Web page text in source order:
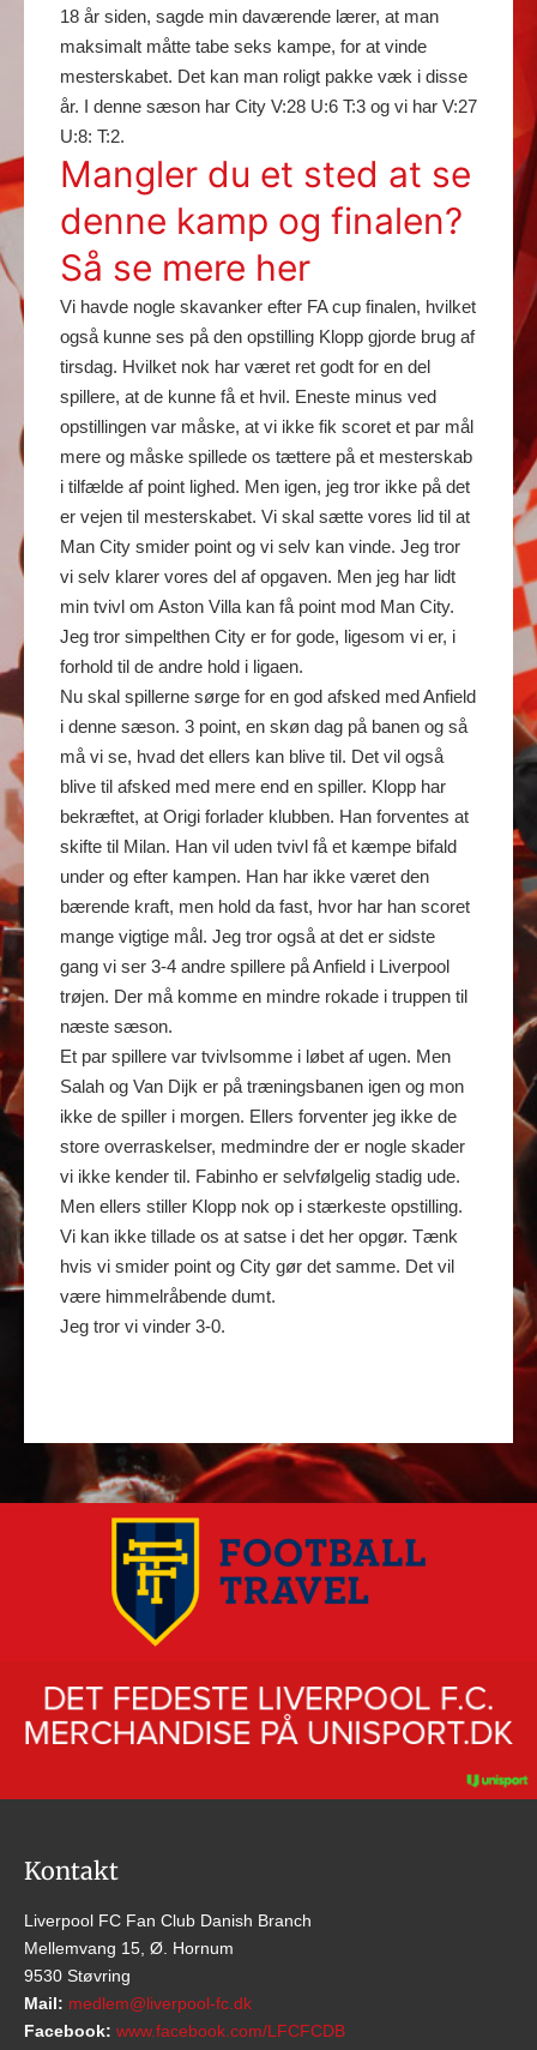
18 år siden, sagde min daværende lærer, at man
maksimalt måtte tabe seks kampe, for at vinde
mesterskabet. Det kan man roligt pakke væk i disse
år. I denne sæson har City V:28 U:6 T:3 og vi har V:27
U:8: T:2.
Mangler du et sted at se
denne kamp og finalen?
Så se mere her
Vi havde nogle skavanker efter FA cup finalen, hvilket
også kunne ses på den opstilling Klopp gjorde brug af
tirsdag. Hvilket nok har været ret godt for en del
spillere, at de kunne få et hvil. Eneste minus ved
opstillingen var måske, at vi ikke fik scoret et par mål
mere og måske spillede os tættere på et mesterskab
i tilfælde af point lighed. Men igen, jeg tror ikke på det
er vejen til mesterskabet. Vi skal sætte vores lid til at
Man City smider point og vi selv kan vinde. Jeg tror
vi selv klarer vores del af opgaven. Men jeg har lidt
min tvivl om Aston Villa kan få point mod Man City.
Jeg tror simpelthen City er for gode, ligesom vi er, i
forhold til de andre hold i ligaen.
Nu skal spillerne sørge for en god afsked med Anfield
i denne sæson. 3 point, en skøn dag på banen og så
må vi se, hvad det ellers kan blive til. Det vil også
blive til afsked med mere end en spiller. Klopp har
bekræftet, at Origi forlader klubben. Han forventes at
skifte til Milan. Han vil uden tvivl få et kæmpe bifald
under og efter kampen. Han har ikke været den
bærende kraft, men hold da fast, hvor har han scoret
mange vigtige mål. Jeg tror også at det er sidste
gang vi ser 3-4 andre spillere på Anfield i Liverpool
trøjen. Der må komme en mindre rokade i truppen til
næste sæson.
Et par spillere var tvivlsomme i løbet af ugen. Men
Salah og Van Dijk er på træningsbanen igen og mon
ikke de spiller i morgen. Ellers forventer jeg ikke de
store overraskelser, medmindre der er nogle skader
vi ikke kender til. Fabinho er selvfølgelig stadig ude.
Men ellers stiller Klopp nok op i stærkeste opstilling.
Vi kan ikke tillade os at satse i det her opgør. Tænk
hvis vi smider point og City gør det samme. Det vil
være himmelråbende dumt.
Jeg tror vi vinder 3-0.
Kontakt
Liverpool FC Fan Club Danish Branch
Mellemvang 15, Ø. Hornum
9530 Støvring
Mail: medlem@liverpool-fc.dk
Facebook: www.facebook.com/LFCFCDB